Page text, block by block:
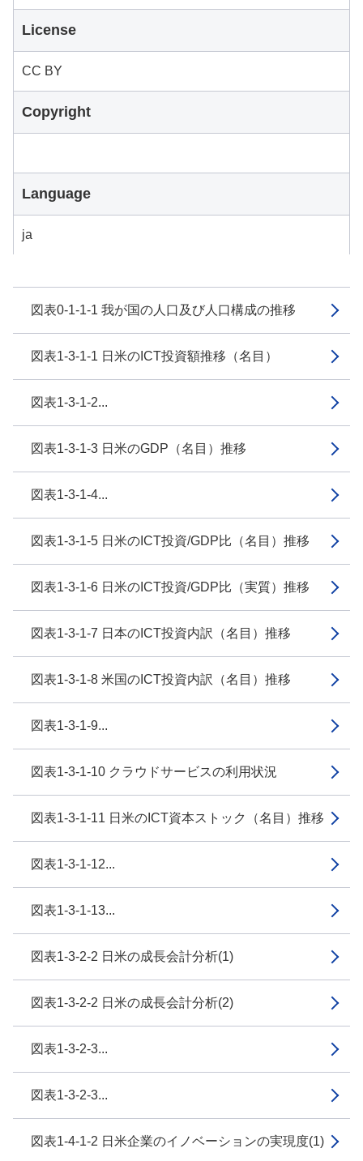
図表0-1-1-1 我が国の人口及び人口構成の推移
図表1-3-1-1 日米のICT投資額推移（名目）
図表1-3-1-2...
図表1-3-1-3 日米のGDP（名目）推移
図表1-3-1-4...
図表1-3-1-5 日米のICT投資/GDP比（名目）推移
図表1-3-1-6 日米のICT投資/GDP比（実質）推移
図表1-3-1-7 日本のICT投資内訳（名目）推移
図表1-3-1-8 米国のICT投資内訳（名目）推移
図表1-3-1-9...
図表1-3-1-10 クラウドサービスの利用状況
図表1-3-1-11 日米のICT資本ストック（名目）推移
図表1-3-1-12...
図表1-3-1-13...
図表1-3-2-2 日米の成長会計分析(1)
図表1-3-2-2 日米の成長会計分析(2)
図表1-3-2-3...
図表1-3-2-3...
図表1-4-1-2 日米企業のイノベーションの実現度(1)
License
CC BY
Copyright
Language
ja